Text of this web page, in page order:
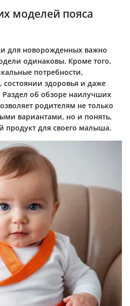
моделей пояса
для новорожденных важно
одинаковы. Кроме того,
потребности,
состоянии здоровья и даже
об обзоре наилучших
родителям не только
вариантами, но и понять,
продукт для своего малыша.